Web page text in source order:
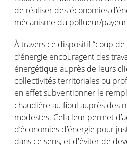
de réaliser des économies
mécanisme du pollueur/
À travers ce dispositif “coup
d’énergie encouragent des
énergétique auprès de leurs
collectivités territoriales ou
en effet subventionner le
chaudière au fioul auprès des
modestes. Cela leur permet
d’économies d’énergie pour
dans ce sens, et d'éviter de